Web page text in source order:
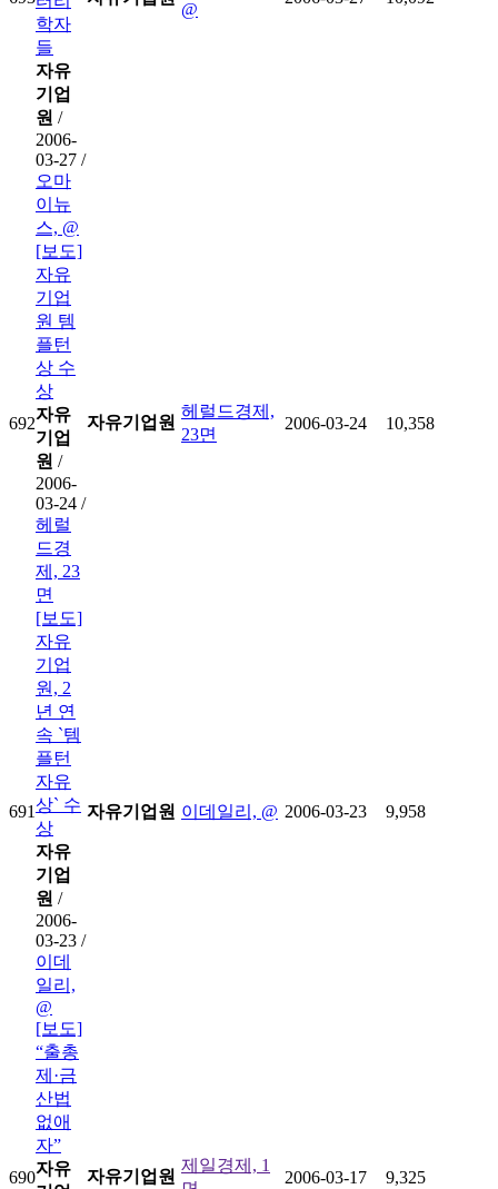
학자
들
자유
기업
원 /
2006-
03-27 /
오마
이뉴
스, @
@
692
[보도]
자유
기업
원 템
플턴
상 수
상
자유
기업
원 /
2006-
03-24 /
헤럴
드경
제, 23
면
자유기업원
헤럴드경제,
23면
2006-03-24 10,358
691
[보도]
자유
기업
원, 2
년 연
속 `템
플턴
자유
상` 수
상
자유
기업
원 /
2006-
03-23 /
이데
일리,
@
자유기업원 이데일리, @ 2006-03-23 9,958
690
[보도]
“출총
제·금
산법
없애
자”
자유
자유기업원
제일경제, 1
2006-03-17 9,325